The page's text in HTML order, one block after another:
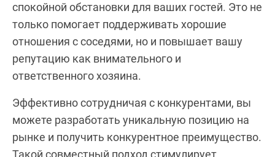
спокойной обстановки для ваших гостей. Это не
только помогает поддерживать хорошие
отношения с соседями, но и повышает вашу
репутацию как внимательного и
ответственного хозяина.
Эффективно сотрудничая с конкурентами, вы
можете разработать уникальную позицию на
рынке и получить конкурентное преимущество.